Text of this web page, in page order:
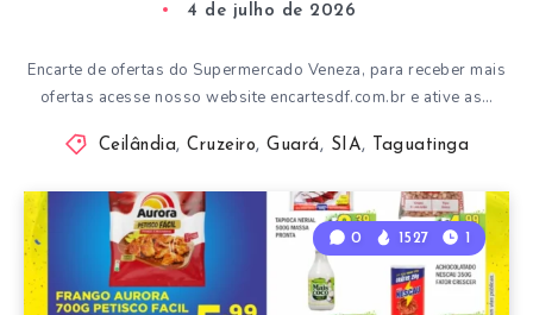
4 de julho de 2026
Encarte de ofertas do Supermercado Veneza, para receber mais
ofertas acesse nosso website encartesdf.com.br e ative as…
Ceilândia, Cruzeiro, Guará , SIA, Taguatinga
0 1527 1